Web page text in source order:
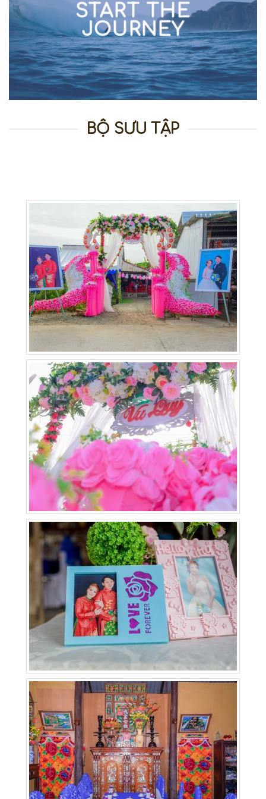
START THE
JOURNEY
BỘ SƯU TẬP